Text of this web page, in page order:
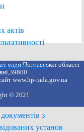
актів
актів
з
установ
ради Полтавської області
www.hp-rada.gov.ua
© 2021